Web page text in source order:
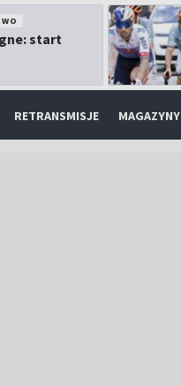
start
RETRANSMISJE MAGAZYNY